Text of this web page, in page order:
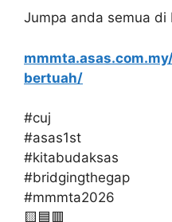
Jumpa anda semua di
bertuah/
#cuj
#asas1st
#kitabudaksas
#bridgingthegap
#mmmta2026
🟨🟦🟥